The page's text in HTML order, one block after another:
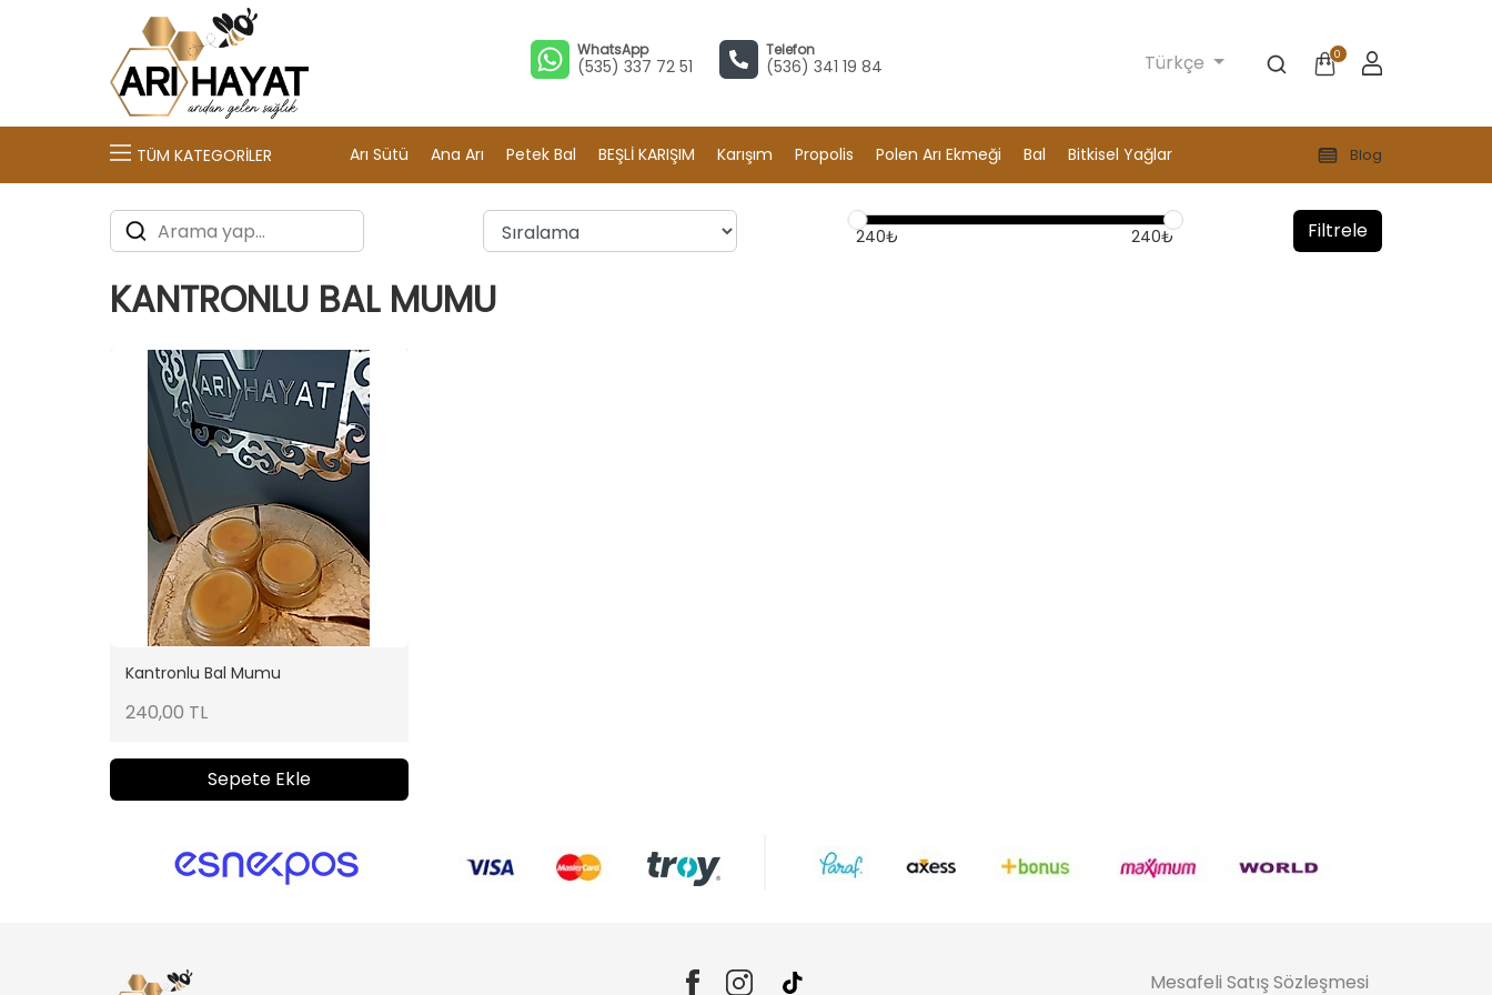
WhatsApp
(535) 337 72 51
Telefon
(536) 341 19 84 Türkçe 0
TÜM KATEGORILER Arı Sütü Ana Arı Petek Bal BEŞLİ KARIŞIM Karışım Propolis Polen Arı Ekmeği Bal Bitkisel Yağlar Blog
240₺ 240₺ Filtrele
KANTRONLU BAL MUMU
Kantronlu Bal Mumu
240,00 TL
Sepete Ekle
Mesafeli Satış Sözleşmesi